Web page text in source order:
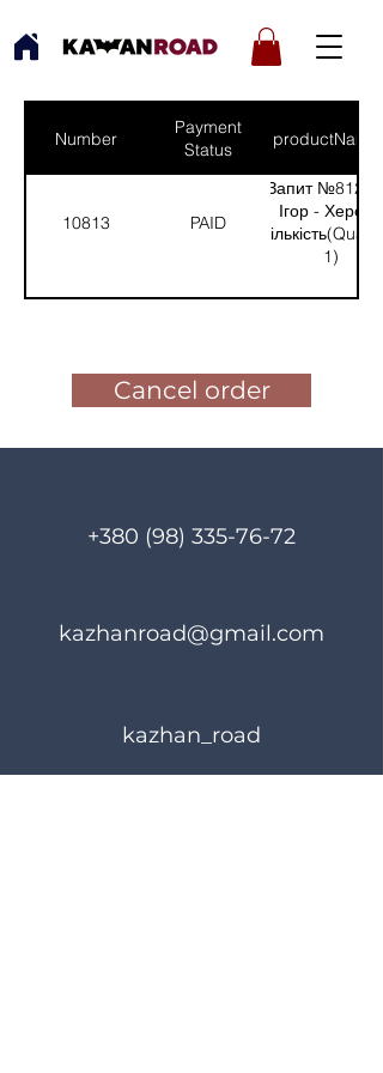
Number
Payment
Status
productNames
10813 PAID
Запит №812 від:
Ігор - Херсон
1)
Cancel order
+380 (98) 335-76-72
kazhanroad@gmail.com
kazhan_road